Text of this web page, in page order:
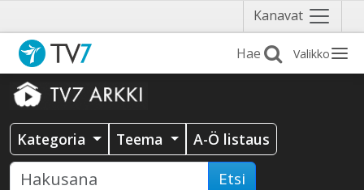
Kanavat Näytä
valikko
Valikko
Kategoria Teema A-Ö listaus
Etsi